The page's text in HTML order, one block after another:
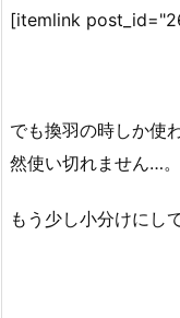
[itemlink
でも換羽の時しか使
然使い切れません…。
もう少し小分けにし